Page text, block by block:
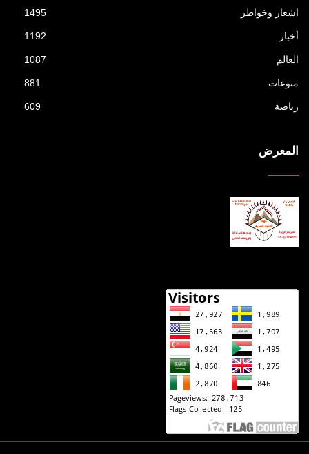
اشعار وخواطر 1495
أخبار 1192
العالم 1087
منوعات 881
رياضة 609
المعرض